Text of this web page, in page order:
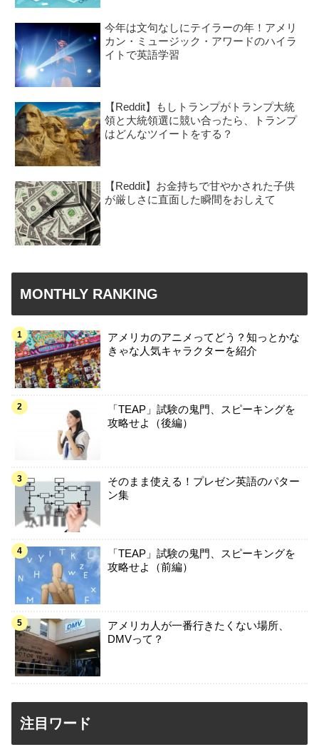
今年は文句なしにテイラーの年！アメリ
カン・ミュージック・アワードのハイラ
イトで英語学習
【Reddit】もしトランプがトランプ大統
領と大統領選に競い合ったら、トランプ
はどんなツイートをする？
【Reddit】お金持ちで甘やかされた子供
が厳しさに直面した瞬間をおしえて
MONTHLY RANKING
アメリカのアニメってどう？知っとかな
きゃな人気キャラクターを紹介
「TEAP」試験の鬼門、スピーキングを
攻略せよ（後編）
そのまま使える！プレゼン英語のパター
ン集
「TEAP」試験の鬼門、スピーキングを
攻略せよ（前編）
アメリカ人が一番行きたくない場所、
DMVって？
注目ワード